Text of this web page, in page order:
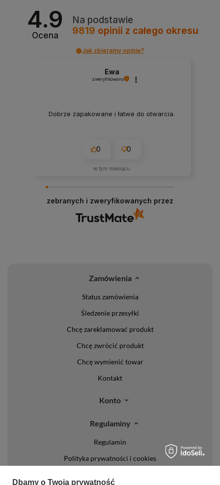
4.9
Ocena
Na podstawie
9819 opinii z całego okresu
Jak zbieramy opinie?
Ewa
zweryfikowano
Dobrze zapakowane i łatwe do otwarcia.
0 0
w tym miesiącu
zebranych i zweryfikowanych przez
Zamówienia
Status zamówienia
Śledzenie przesyłki
Chcę zareklamować produkt
Chcę zwrócić produkt
Chcę wymienić towar
Kontakt
Konto
Regulaminy
Regulamin
Polityka prywatności i cookies
Dbamy o Twoją prywatność